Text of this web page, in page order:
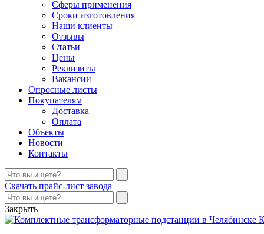
Сферы применения
Сроки изготовления
Наши клиенты
Отзывы
Статьи
Цены
Реквизиты
Вакансии
Опросные листы
Покупателям
Доставка
Оплата
Объекты
Новости
Контакты
Скачать прайс-лист завода
Закрыть